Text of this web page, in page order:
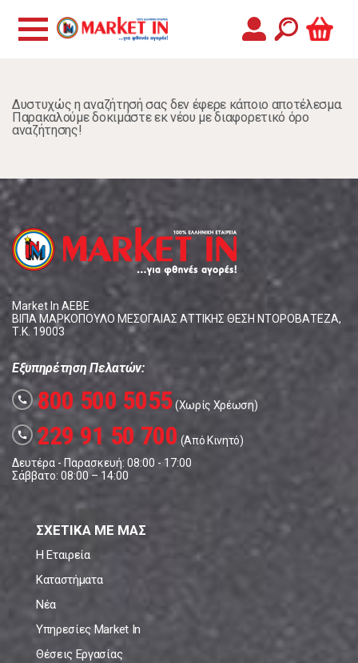
Δυστυχώς η αναζήτησή σας δεν έφερε κάποιο αποτέλεσμα.
Παρακαλούμε δοκιμάστε εκ νέου με διαφορετικό όρο
αναζήτησης!
Market In ΑΕΒΕ
ΒΙΠΑ ΜΑΡΚΟΠΟΥΛΟ ΜΕΣΟΓΑΙΑΣ ΑΤΤΙΚΗΣ ΘΕΣΗ ΝΤΟΡΟΒΑΤΕΖΑ,
Τ.Κ. 19003
Εξυπηρέτηση Πελατών:
call 800 500 5055(Χωρίς Χρέωση)
call 229 91 50 700 (Από Κινητό)
Δευτέρα - Παρασκευή: 08:00 - 17:00
Σάββατο: 08:00 – 14:00
ΣΧΕΤΙΚΑ ΜΕ ΜΑΣ
Η Εταιρεία
Καταστήματα
Νέα
Υπηρεσίες Market In
Θέσεις Εργασίας